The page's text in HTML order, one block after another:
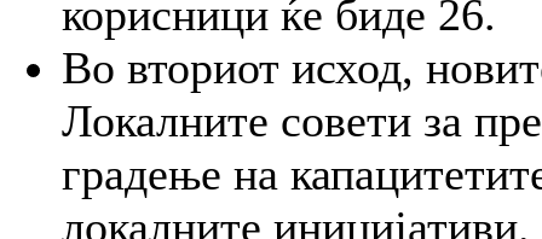
корисници ќе биде 26.
Во вториот исход,
Локалните совети за
градење на
локалните